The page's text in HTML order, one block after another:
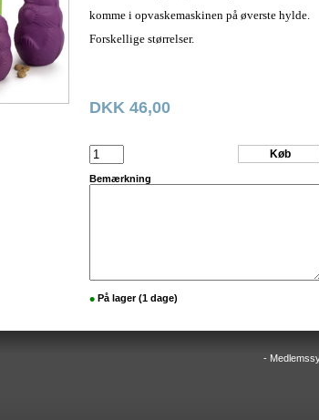
komme i opvaskemaskinen på øverste hylde.
Forskellige størrelser.
DKK 46,00
Bemærkning
• På lager (1 dage)
-